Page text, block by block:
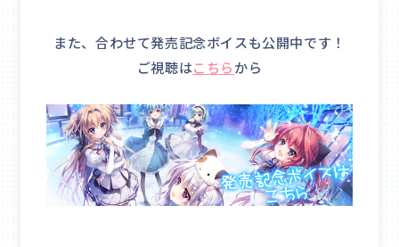
また、合わせて発売記念ボイスも公開中です！
ご視聴はこちらから